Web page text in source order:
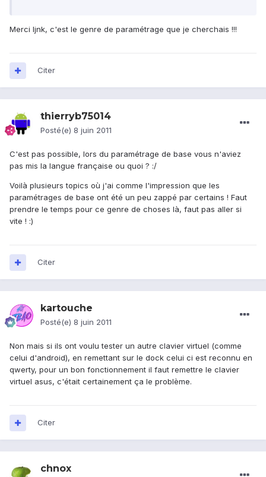
Merci ljnk, c'est le genre de paramétrage que je cherchais !!!
Citer
thierryb75014
Posté(e) 8 juin 2011
C'est pas possible, lors du paramétrage de base vous n'aviez
pas mis la langue française ou quoi ? :/
Voilà plusieurs topics où j'ai comme l'impression que les
paramétrages de base ont été un peu zappé par certains ! Faut
prendre le temps pour ce genre de choses là, faut pas aller si
vite ! :)
Citer
kartouche
Posté(e) 8 juin 2011
Non mais si ils ont voulu tester un autre clavier virtuel (comme
celui d'android), en remettant sur le dock celui ci est reconnu en
qwerty, pour un bon fonctionnement il faut remettre le clavier
virtuel asus, c'était certainement ça le problème.
Citer
chnox